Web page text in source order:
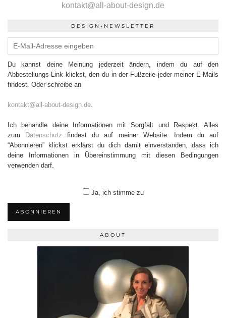
kontakt@all-about-design.de
DESIGN-NEWSLETTER
Du kannst deine Meinung jederzeit ändern, indem du auf den
Abbestellungs-Link klickst, den du in der Fußzeile jeder meiner E-Mails
findest. Oder schreibe an
kontakt@all-about-design.de.
Ich behandle deine Informationen mit Sorgfalt und Respekt. Alles
zum
Datenschutz findest du auf meiner Website. Indem du auf
“Abonnieren” klickst erklärst du dich damit einverstanden, dass ich
deine Informationen in Übereinstimmung mit diesen Bedingungen
verwenden darf.
Ja, ich stimme zu
ABONNIEREN
ABOUT